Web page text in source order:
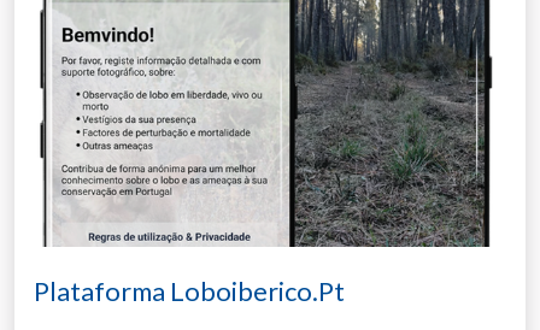
Plataforma Loboiberico.pt